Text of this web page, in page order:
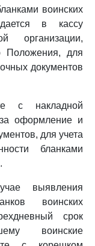
воинских
в кассу
организации,
Положения, для
документов
с накладной
за оформление и
для учета
бланками
выявления
воинских
срок
воинские